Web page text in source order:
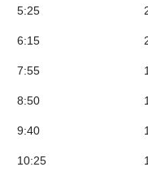
5:25
6:15
7:55
8:50
9:40
10:25